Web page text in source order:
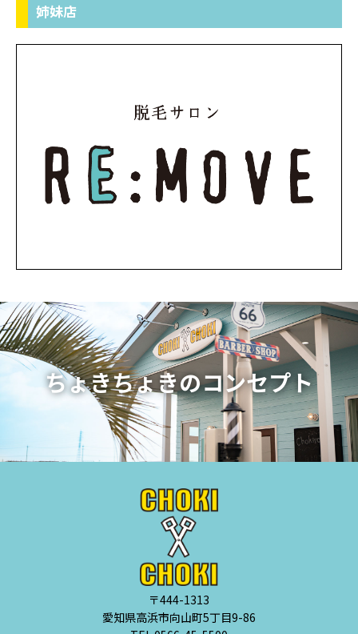
姉妹店
ちょきちょきのコンセプト
〒444-1313
愛知県高浜市向山町5丁目9-86